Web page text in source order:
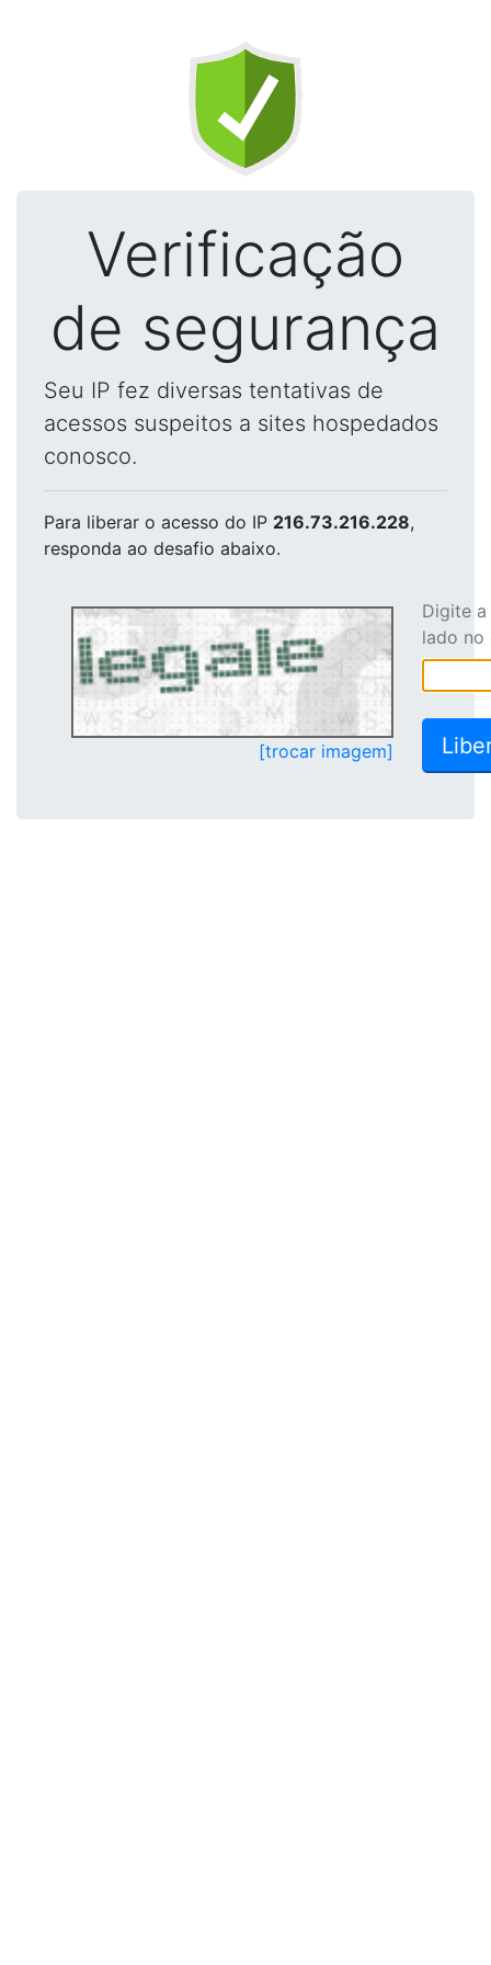
Verificação
de segurança
Seu IP fez diversas tentativas de
acessos suspeitos a sites hospedados
conosco.
Para liberar o acesso do IP 216.73.216.228,
responda ao desafio abaixo.
[trocar imagem]
Digite
lado no